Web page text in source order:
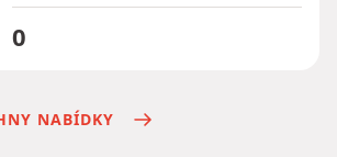
0
NABÍDKY